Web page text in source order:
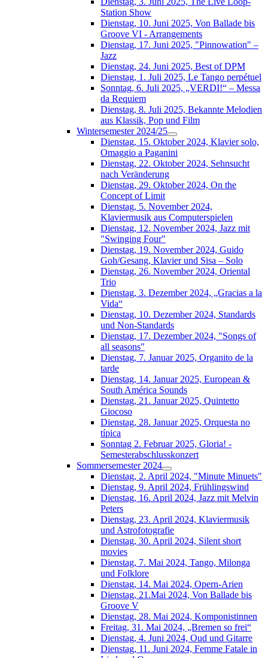
Station Show
Dienstag, 10. Juni 2025, Von Ballade bis
Groove VI - Arrangements
Dienstag, 17. Juni 2025, "Pinnowation" –
Jazz
Dienstag, 24. Juni 2025, Best of DPM
Dienstag, 1. Juli 2025, Le Tango perpétuel
Sonntag, 6. Juli 2025, „VERDI!“ – Messa
da Requiem
Dienstag, 8. Juli 2025, Bekannte Melodien
aus Klassik, Pop und Film
Wintersemester 2024/25
Dienstag, 15. Oktober 2024, Klavier solo,
Omaggio a Paganini
Dienstag, 22. Oktober 2024, Sehnsucht
nach Veränderung
Dienstag, 29. Oktober 2024, On the
Concept of Limit
Dienstag, 5. November 2024,
Klaviermusik aus Computerspielen
Dienstag, 12. November 2024, Jazz mit
"Swinging Four"
Dienstag, 19. November 2024, Guido
Goh/Gesang, Klavier und Sisa – Solo
Dienstag, 26. November 2024, Oriental
Trio
Dienstag, 3. Dezember 2024, „Gracias a la
Vida“
Dienstag, 10. Dezember 2024, Standards
und Non-Standards
Dienstag, 17. Dezember 2024, "Songs of
all seasons"
Dienstag, 7. Januar 2025, Organito de la
tarde
Dienstag, 14. Januar 2025, European &
South América Sounds
Dienstag, 21. Januar 2025, Quintetto
Giocoso
Dienstag, 28. Januar 2025, Orquesta no
típica
Sonntag 2. Februar 2025, Gloria! -
Semesterabschlusskonzert
Sommersemester 2024
Dienstag, 2. April 2024, "Minute Minuets"
Dienstag, 9. April 2024, Frühlingswind
Dienstag, 16. April 2024, Jazz mit Melvin
Peters
Dienstag, 23. April 2024, Klaviermusik
und Astrofotografie
Dienstag, 30. April 2024, Silent short
movies
Dienstag, 7. Mai 2024, Tango, Milonga
und Folklore
Dienstag, 14. Mai 2024, Opern-Arien
Dienstag, 21.Mai 2024, Von Ballade bis
Groove V
Dienstag, 28. Mai 2024, Komponistinnen
Freitag, 31. Mai 2024, „Bremen so frei“
Dienstag, 4. Juni 2024, Oud und Gitarre
Dienstag, 11. Juni 2024, Femme Fatale in